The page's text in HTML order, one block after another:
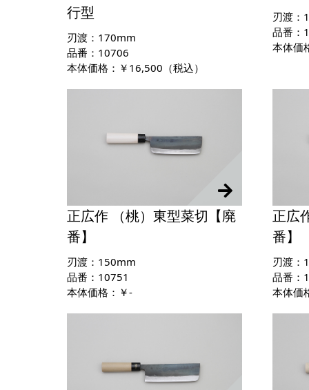
行型
刃渡：170mm
品番：10706
本体価格：￥16,500（税込）
刃渡：
品番：
本体価
正広作 （桃）東型菜切【廃
番】
刃渡：150mm
品番：10751
本体価格：￥-
正広
番】
刃渡：
品番：
本体価